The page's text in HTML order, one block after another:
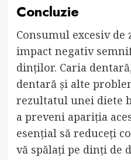
Concluzie
Consumul excesiv de
impact negativ
dinților. Caria
dentară și alte
rezultatul unei diete
a preveni apariția
esențial să reduceți
vă spălați pe dinți de